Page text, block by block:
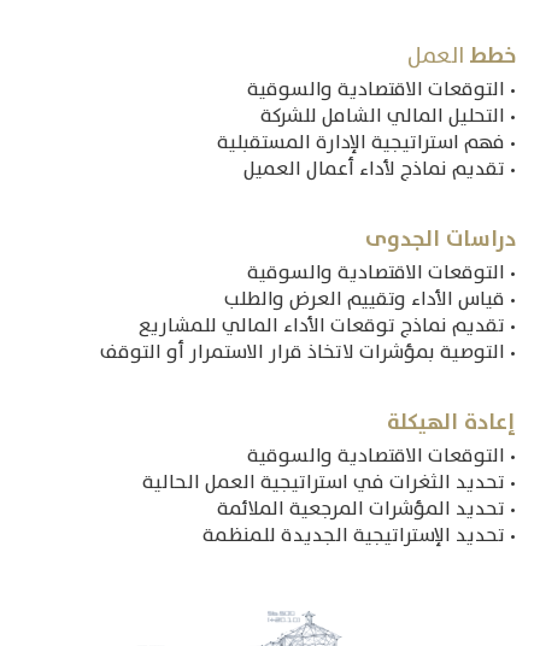
خطط
• التوقعات الاقتصادية والسوقية
• التحليل المالي الشامل للشركة
• فهم استراتيجية الإدارة المستقبلية
• تقديم نماذج لأداء أعمال العميل
دراسات ‎الجدوى
• التوقعات الاقتصادية والسوقية
• قياس الأداء وتقييم العرض والطلب
• تقديم نماذج توقعات الأداء المالي للمشاريع
• التوصية بمؤشرات لاتخاذ قرار الاستمرار أو التوقف
إعادة الهيكلة
• التوقعات الاقتصادية والسوقية
• تحديد الثغرات في استراتيجية العمل الحالية
• تحديد المؤشرات المرجعية الملائمة
• تحديد الإستراتيجية الجديدة للمنظمة